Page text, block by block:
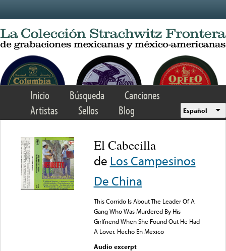
Inicio Búsqueda
Canciones
Artistas
Sellos Blog Español
El Cabecilla
de Los Campesinos
De China
This Corrido Is About The Leader Of A
Gang Who Was Murdered By His
Girlfriend When She Found Out He Had
A Lover. Hecho En Mexico
Audio excerpt